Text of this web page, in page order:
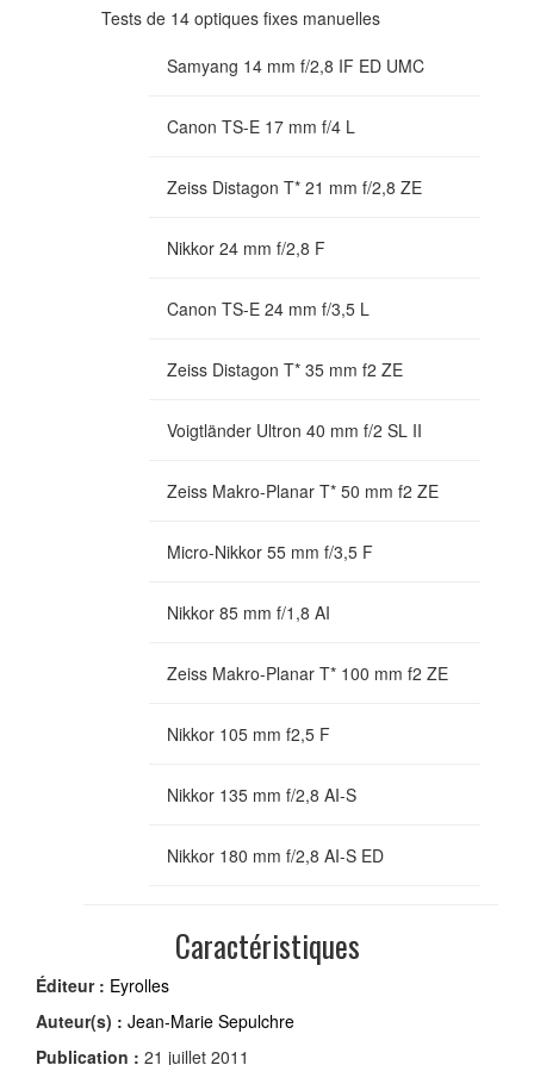
Tests de 14 optiques fixes manuelles
Samyang 14 mm f/2,8 IF ED UMC
Canon TS-E 17 mm f/4 L
Zeiss Distagon T* 21 mm f/2,8 ZE
Nikkor 24 mm f/2,8 F
Canon TS-E 24 mm f/3,5 L
Zeiss Distagon T* 35 mm f2 ZE
Voigtländer Ultron 40 mm f/2 SL II
Zeiss Makro-Planar T* 50 mm f2 ZE
Micro-Nikkor 55 mm f/3,5 F
Nikkor 85 mm f/1,8 AI
Zeiss Makro-Planar T* 100 mm f2 ZE
Nikkor 105 mm f2,5 F
Nikkor 135 mm f/2,8 AI-S
Nikkor 180 mm f/2,8 AI-S ED
Caractéristiques
Éditeur : Eyrolles
Auteur(s) : Jean-Marie Sepulchre
Publication : 21 juillet 2011